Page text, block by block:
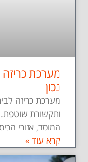
מערכת
נכון
מערכת כריזה
ותקשורת שוטפת.
המוסד, אזורי
קרא עוד »